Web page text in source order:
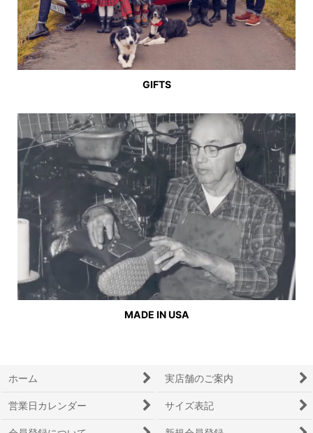
GIFTS
MADE IN USA
ホーム 実店舗のご案内
営業日カレンダー サイズ表記